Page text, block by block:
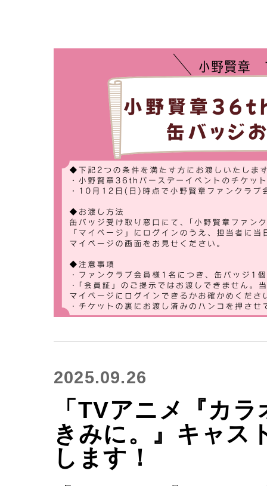
2025.09.26
「TVアニメ『カ
きみに。』キャス
します！